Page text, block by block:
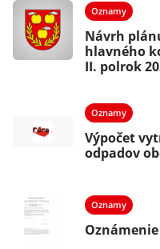
Oznamy
Návrh
hlavného
II. polrok
Oznamy
Výpočet
odpadov
Oznamy